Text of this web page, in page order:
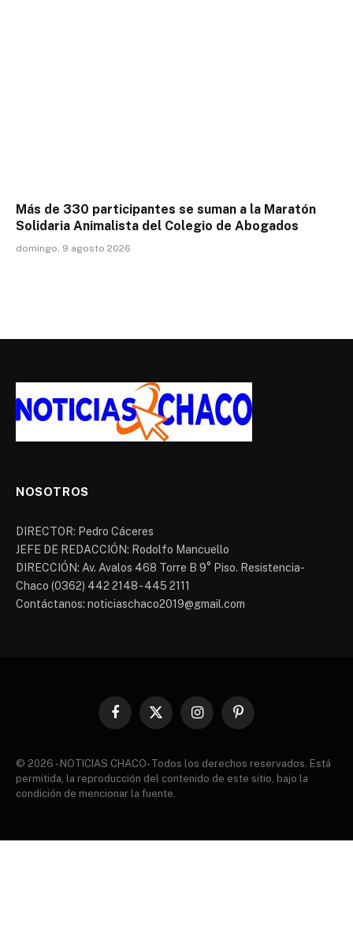
Más de 330 participantes se suman a la Maratón
Solidaria Animalista del Colegio de Abogados
domingo, 9 agosto 2026
NOSOTROS
DIRECTOR: Pedro Cáceres
JEFE DE REDACCIÓN: Rodolfo Mancuello
DIRECCIÓN: Av. Avalos 468 Torre B 9° Piso. Resistencia-
Chaco (0362) 442 2148 - 445 2111
Contáctanos: noticiaschaco2019@gmail.com
Facebook
X
InstagramPinterest
© 2026 - NOTICIAS CHACO- Todos los derechos reservados. Está
permitida, la reproducción del contenido de este sitio, bajo la
condición de mencionar la fuente.